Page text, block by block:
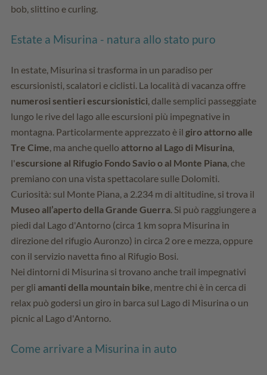
bob, slittino e curling.
Estate a Misurina - natura allo stato puro
In estate, Misurina si trasforma in un paradiso per
escursionisti, scalatori e ciclisti. La località di vacanza offre
numerosi sentieri escursionistici , dalle semplici passeggiate
lungo le rive del lago alle escursioni più impegnative in
montagna. Particolarmente apprezzato è il giro attorno alle
Tre Cime , ma anche quello attorno al Lago di Misurina
l'escursione al Rifugio Fondo Savio o al Monte Piana , che
premiano con una vista spettacolare sulle Dolomiti.
Curiosità: sul Monte Piana, a 2.234 m di altitudine, si trova il
Museo all’aperto della Grande Guerra . Si può raggiungere a
piedi dal Lago d'Antorno (circa 1 km sopra Misurina in
direzione del rifugio Auronzo) in circa 2 ore e mezza, oppure
con il servizio navetta fino al Rifugio Bosi.
Nei dintorni di Misurina si trovano anche trail impegnativi
per gli amanti della mountain bike , mentre chi è in cerca di
relax può godersi un giro in barca sul Lago di Misurina o un
picnic al Lago d'Antorno.
Come arrivare a Misurina in auto